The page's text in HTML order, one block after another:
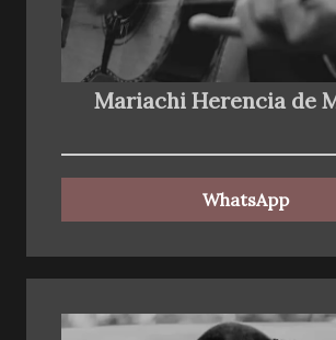
Mariachi Herencia de
WhatsApp